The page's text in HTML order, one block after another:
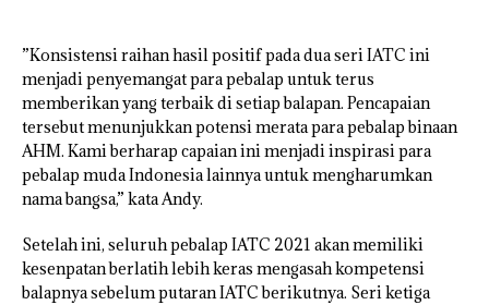
”Konsistensi raihan hasil positif pada dua seri IATC ini
menjadi penyemangat para pebalap untuk terus
memberikan yang terbaik di setiap balapan. Pencapaian
tersebut menunjukkan potensi merata para pebalap binaan
AHM. Kami berharap capaian ini menjadi inspirasi para
pebalap muda Indonesia lainnya untuk mengharumkan
nama bangsa,” kata Andy.
Setelah ini, seluruh pebalap IATC 2021 akan memiliki
kesenpatan berlatih lebih keras mengasah kompetensi
balapnya sebelum putaran IATC berikutnya. Seri ketiga